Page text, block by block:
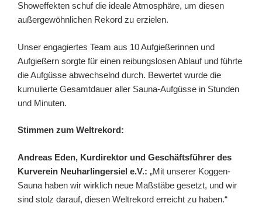
Showeffekten schuf die ideale Atmosphäre, um diesen
außergewöhnlichen Rekord zu erzielen.
Unser engagiertes Team aus 10 Aufgießerinnen und
Aufgießern sorgte für einen reibungslosen Ablauf und führte
die Aufgüsse abwechselnd durch. Bewertet wurde die
kumulierte Gesamtdauer aller Sauna-Aufgüsse in Stunden
und Minuten.
Stimmen zum Weltrekord:
Andreas Eden, Kurdirektor und Geschäftsführer des
Kurverein Neuharlingersiel e.V.: „Mit unserer Koggen-
Sauna haben wir wirklich neue Maßstäbe gesetzt, und wir
sind stolz darauf, diesen Weltrekord erreicht zu haben.“